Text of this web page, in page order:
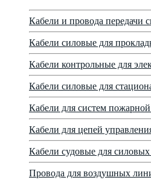
Кабели и провода передачи
Кабели силовые для
Кабели контрольные для
Кабели силовые для
Кабели для систем
Кабели для цепей
Кабели судовые для
Провода для воздушных